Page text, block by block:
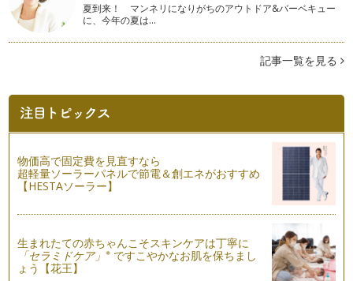
スコーン
こんにちは！ お菓子研究家 橋本清美です。 今回はスコーン
です。 …
の抹茶プリンです…
かんたんモンブラン
こんにちは！お菓子研究家の橋本清美です。 今回は秋のスイ
ーツの代表格 モンブラン。…
こんにちは！お菓子研究家 橋本清美です。 今回は人気の衰
秋のスイーツ かぼちゃのプリン
こんにちは！お菓子研究家 橋本清美です。 今回は実りの秋
夏到来！ マンネリになりがちのアウトドア&バーベキュー
に、今年の夏は…
記事一覧を見る
物価高で固定費を見直すなら
超軽量ソーラーパネルで節電＆創エネがおすすめ
【HESTAソーラー】
生まれたての赤ちゃんこそスキンケアは丁寧に
「セラミドケア」※ ですこやかなお肌を保ちまし
ょう【花王】